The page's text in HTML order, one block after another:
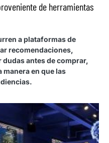
de herramientas
a plataformas de
recomendaciones,
antes de comprar,
en que las